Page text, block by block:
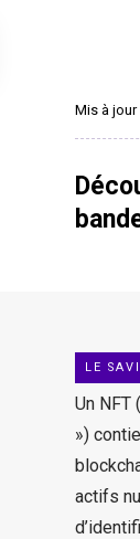
Mis à jour
LE
Un NFT
»)
actifs